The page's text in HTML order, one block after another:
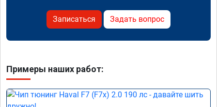
Записаться Задать вопрос
Примеры наших работ: